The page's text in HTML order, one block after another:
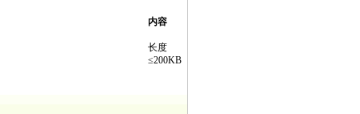
内容
长度
≤200KB